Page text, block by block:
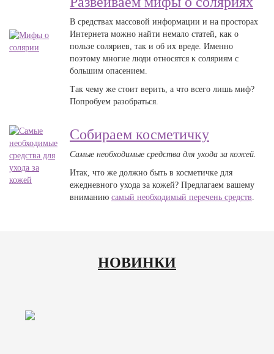
В средствах массовой информации и на просторах
Интернета можно найти немало статей, как о
пользе соляриев, так и об их вреде. Именно
поэтому многие люди относятся к соляриям с
большим опасением.
Так чему же стоит верить, а что всего лишь миф?
Попробуем разобраться.
Собираем косметичку
Самые необходимые средства для ухода за кожей.
Итак, что же должно быть в косметичке для
ежедневного ухода за кожей? Предлагаем вашему
вниманию самый необходимый перечень средств.
НОВИНКИ